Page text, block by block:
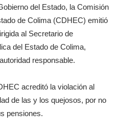
del Estado, la Comisión
de Colima (CDHEC) emitió
al Secretario de
del Estado de Colima,
responsable.
acreditó la violación al
de las y los quejosos, por no
pensiones.